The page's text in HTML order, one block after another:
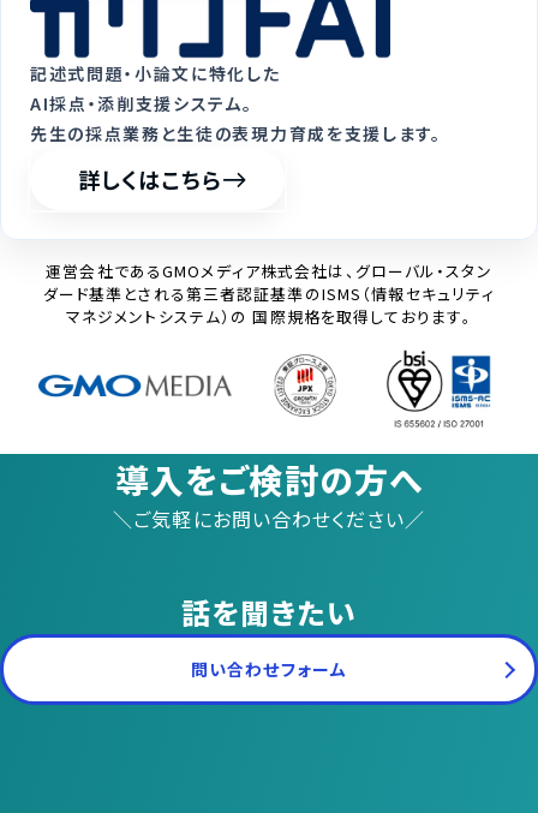
記述式問題・小論文に特化した
AI採点・添削支援システム。
先生の採点業務と生徒の表現力育成を支援します。
詳しくはこちら
運営会社であるGMOメディア株式会社は、グローバル・スタン
ダード基準とされる第三者認証基準のISMS（情報セキュリティ
マネジメントシステム）の 国際規格を取得しております。
導入をご検討の方へ
＼ご気軽にお問い合わせください／
話を聞きたい
問い合わせフォーム